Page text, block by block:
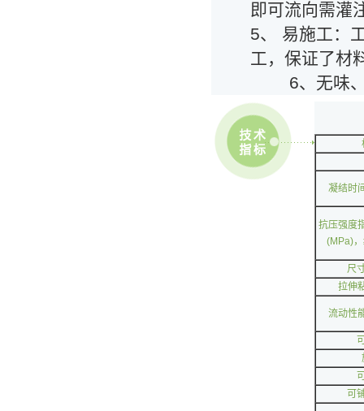
即可流向需灌
5、 易施工：
工，保证了材
6、无味、无
凝结时
抗压强度
(MPa)
尺
拉伸
流动性
可